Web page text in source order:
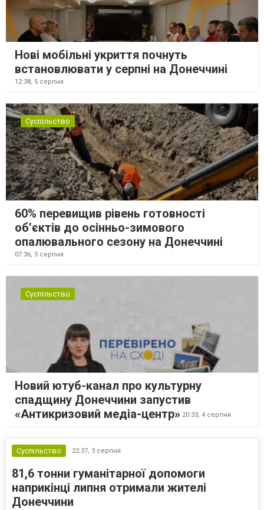
Нові мобільні укриття почнуть
встановлювати у серпні на Донеччині
12:38, 5 серпня
Суспільство
60% перевищив рівень готовності
об’єктів до осінньо-зимового
опалювального сезону на Донеччині
07:36, 5 серпня
Суспільство
Новий ютуб-канал про культурну
спадщину Донеччини запустив
«Антикризовий медіа-центр» 20:33, 4 серпня
Суспільство 22:37, 3 серпня
81,6 тонни гуманітарної допомоги
наприкінці липня отримали жителі
Донеччини